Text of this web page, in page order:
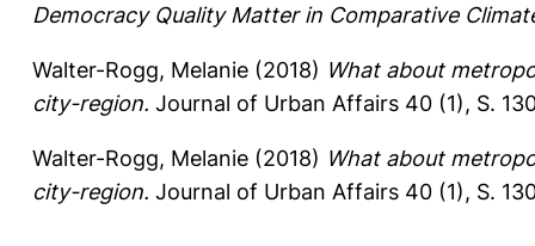
Democracy Quality Matter in Comparative
Walter-Rogg, Melanie (2018) What about
city-region. Journal of Urban Affairs 40 (1), S.
Walter-Rogg, Melanie (2018) What about
city-region. Journal of Urban Affairs 40 (1), S.